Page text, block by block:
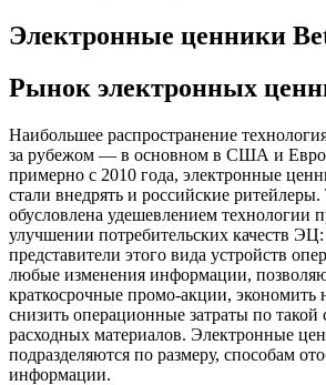
Электронные ценники
Рынок электронных
Наибольшее распространение
за рубежом — в основном в США и
примерно с 2010 года, электронные
стали внедрять и российские
обусловлена удешевлением технологии
улучшении потребительских качеств
представители этого вида устройств
любые изменения информации,
краткосрочные промо-акции,
снизить операционные затраты по такой
расходных материалов. Электронные
подразделяются по размеру, способам
информации.